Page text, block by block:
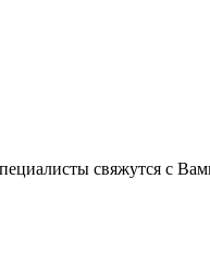
свяжутся с